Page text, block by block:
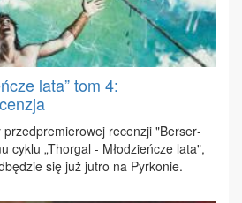
lata” tom 4:
re­cen­zji "Ber­ser­
cy­klu „Thor­gal - Mło­dzień­cze la­ta",
się już ju­tro na Pyr­ko­nie.